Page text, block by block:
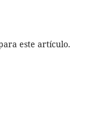
este artículo.